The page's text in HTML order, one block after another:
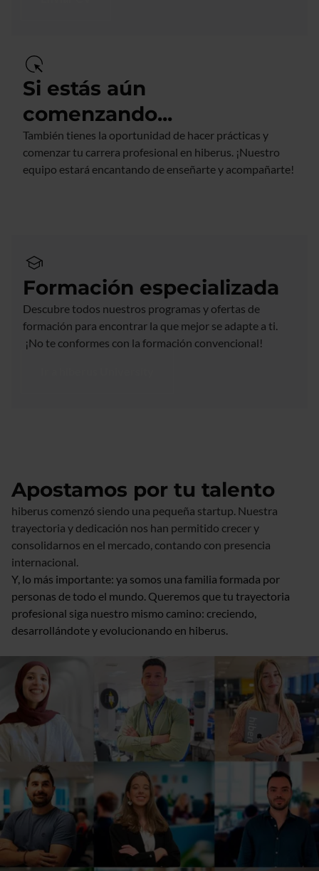
Si estás aún
comenzando...
También tienes la oportunidad de hacer prácticas y
comenzar tu carrera profesional en hiberus. ¡Nuestro
equipo estará encantando de enseñarte y acompañarte!
Formación especializada
Descubre todos nuestros programas y ofertas de
formación para encontrar la que mejor se adapte a ti.
¡No te conformes con la formación convencional!
Apostamos por tu talento
hiberus comenzó siendo una pequeña startup. Nuestra
trayectoria y dedicación nos han permitido crecer y
consolidarnos en el mercado, contando con presencia
internacional.
Y, lo más importante: ya somos una familia formada por
personas de todo el mundo. Queremos que tu trayectoria
profesional siga nuestro mismo camino: creciendo,
desarrollándote y evolucionando en hiberus.